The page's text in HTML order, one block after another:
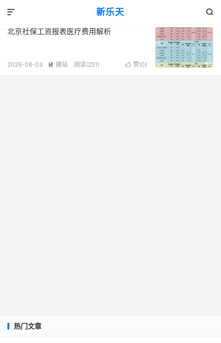
新乐天 
 共 1 篇文章
标签：北京社保工资报表解析
北京社保工资报表医疗费用解析
 赞(0)
2026-08-03  建站 阅读(251)
热门文章